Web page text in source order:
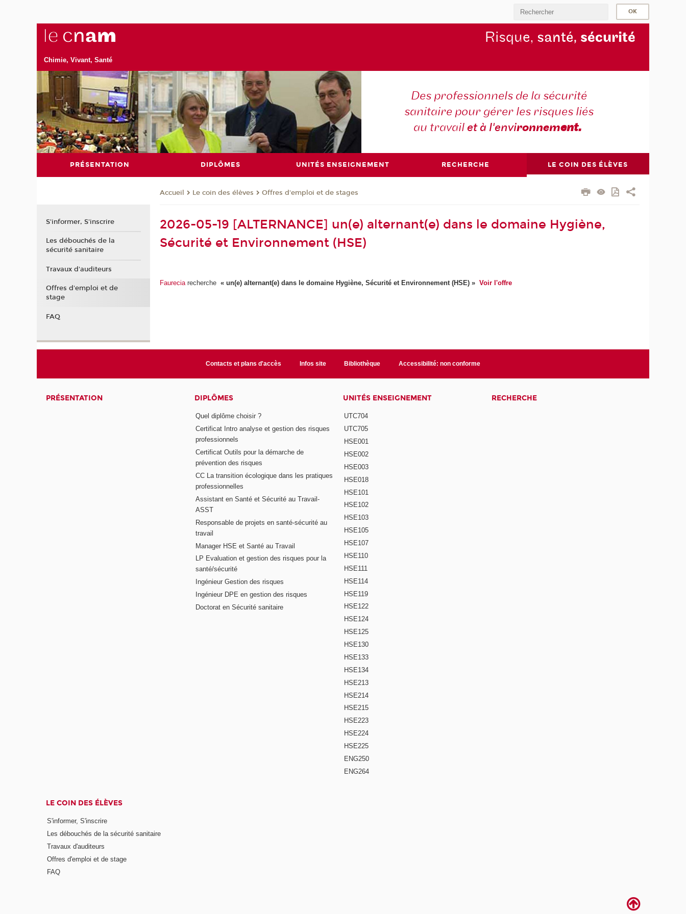
Chimie, Vivant, Santé
Risque, santé, sécurité
Des professionnels de la sécurité
sanitaire pour gérer les risques liés
au travailet à l'environnement.
PRÉSENTATION DIPLÔMES UNITÉS ENSEIGNEMENT RECHERCHE LE COIN DES ÉLÈVES
Accueil Le coin des élèves Offres d'emploi et de stages
2026-05-19 [ALTERNANCE] un(e) alternant(e) dans le domaine Hygiène,
Sécurité et Environnement (HSE)
Faureciarecherche « un(e) alternant(e) dans le domaine Hygiène, Sécurité et Environnement (HSE) » Voir l'offre
S'informer, S'inscrire
Les débouchés de la
sécurité sanitaire
Travaux d'auditeurs
Offres d'emploi et de
stage
FAQ
Contacts et plans d'accès Infos site Bibliothèque Accessibilité: non conforme
PRÉSENTATION DIPLÔMES
Quel diplôme choisir ?
Certificat Intro analyse et gestion des risques
professionnels
Certificat Outils pour la démarche de
prévention des risques
CC La transition écologique dans les pratiques
professionnelles
Assistant en Santé et Sécurité au Travail-
ASST
Responsable de projets en santé-sécurité au
travail
Manager HSE et Santé au Travail
LP Evaluation et gestion des risques pour la
santé/sécurité
Ingénieur Gestion des risques
Ingénieur DPE en gestion des risques
Doctorat en Sécurité sanitaire
UNITÉS ENSEIGNEMENT
UTC704
UTC705
HSE001
HSE002
HSE003
HSE018
HSE101
HSE102
HSE103
HSE105
HSE107
HSE110
HSE111
HSE114
HSE119
HSE122
HSE124
HSE125
HSE130
HSE133
HSE134
HSE213
HSE214
HSE215
HSE223
HSE224
HSE225
ENG250
ENG264
RECHERCHE
LE COIN DES ÉLÈVES
S'informer, S'inscrire
Les débouchés de la sécurité sanitaire
Travaux d'auditeurs
Offres d'emploi et de stage
FAQ